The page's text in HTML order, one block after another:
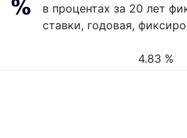
в процентах за 20 лет
ставки, годовая,
4.83 %